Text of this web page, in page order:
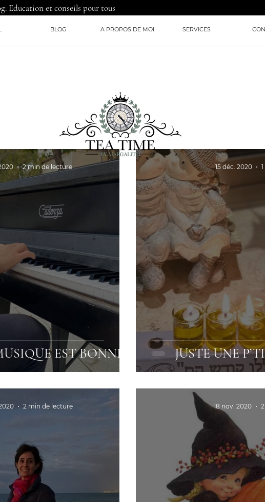
Education et conseils pour tous
EST BONNE
2 min de lecture
JUSTE UNE
15 déc. 2020
2 min de lecture 18 nov. 2020
BLOG A PROPOS DE MOI SERVICES